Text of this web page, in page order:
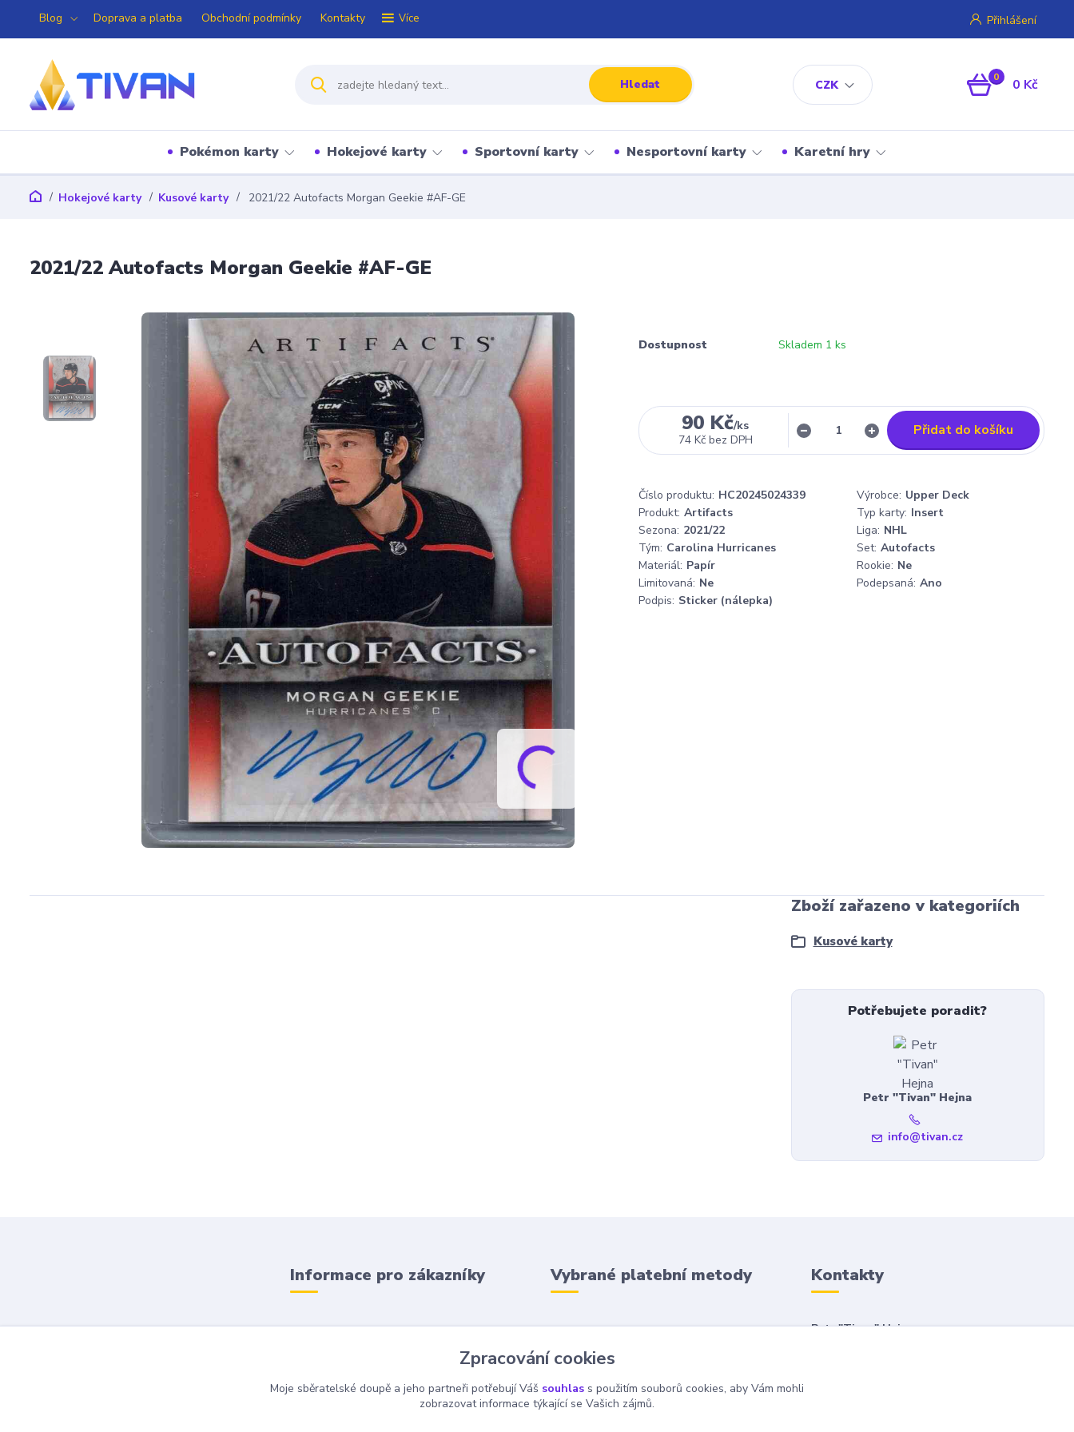
Blog Doprava a platba Obchodní podmínky Kontakty Více
CZK
Přihlášení
Hledat 0 0 Kč
Pokémon karty Hokejové karty Sportovní karty Nesportovní karty Karetní hry
Hokejové karty Kusové karty 2021/22 Autofacts Morgan Geekie #AF-GE
2021/22 Autofacts Morgan Geekie #AF-GE
Dostupnost Skladem 1 ks
90 Kč/ks
74 Kč bez DPH
Přidat do košíku
Číslo produktu: HC20245024339 Výrobce: Upper Deck
Produkt: Artifacts Typ karty: Insert
Sezona: 2021/22 Liga: NHL
Tým: Carolina Hurricanes Set: Autofacts
Materiál: Papír Rookie: Ne
Limitovaná: Ne Podepsaná: Ano
Podpis: Sticker (nálepka)
Zboží zařazeno v kategoriích
Kusové karty
Potřebujete poradit?
Petr "Tivan" Hejna
info@tivan.cz
Informace pro zákazníky
Obchodní podmínky
Kontakty
Vybrané platební metody Kontakty
Petr "Tivan" Hejna
Zpracování cookies
Moje sběratelské doupě a jeho partneři potřebují Váš souhlas s použitím souborů cookies, aby Vám mohli
zobrazovat informace týkající se Vašich zájmů.